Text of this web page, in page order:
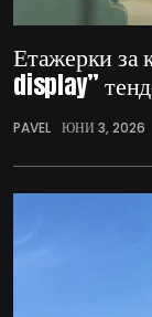
Етажерки за
display”
PAVEL ЮНИ 3, 2026